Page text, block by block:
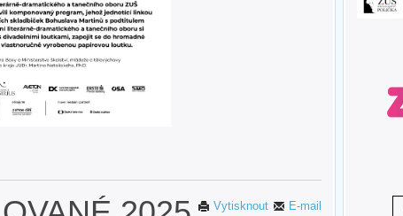
E-mail
Vytisknout